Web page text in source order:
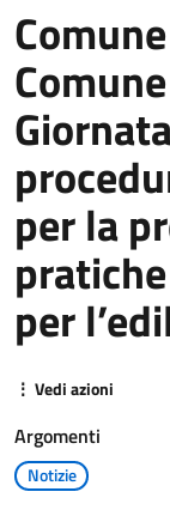
PROFESSIONE
per la
per
⋮ Vedi azioni
Argomenti
Notizie